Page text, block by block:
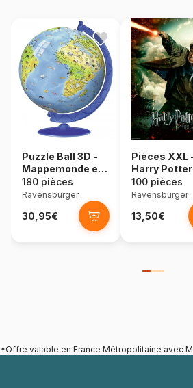
Puzzle Ball 3D -
Mappemonde en
Espagnol
180 pièces
Ravensburger
30,95€
Pièces XXL
Harry Potter
100 pièces
Ravensburger
13,50€
*Offre valable en France Métropolitaine avec